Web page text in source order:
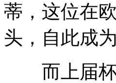
蒂，这位在
头，自此成
而上届杯